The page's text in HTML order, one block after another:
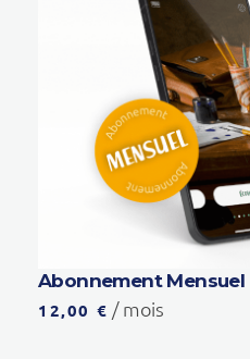
Abonnement Mensuel
12,00 € / mois